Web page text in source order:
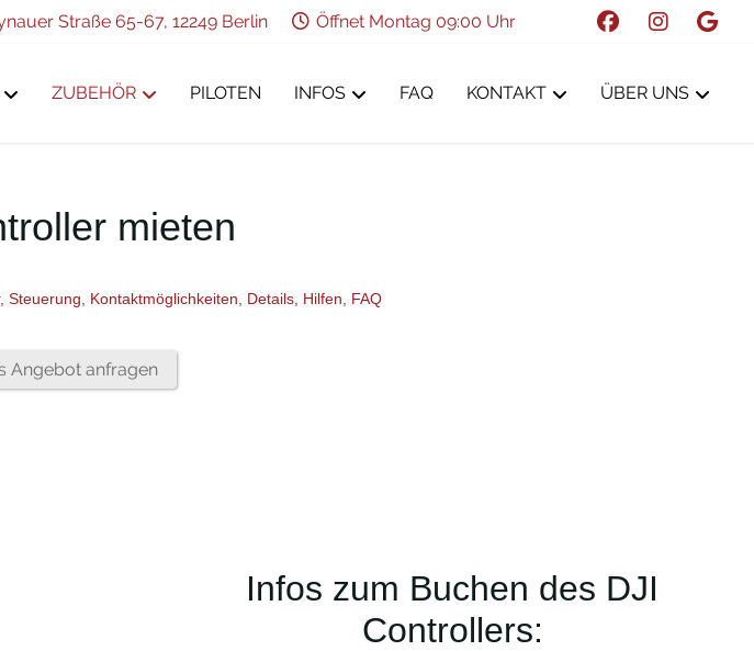
Straße 65-67, 12249 Berlin Öffnet Montag 09:00 Uhr
ZUBEHÖR PILOTEN INFOS FAQ KONTAKT ÜBER UNS
mieten
Steuerung, Kontaktmöglichkeiten, Details, Hilfen, FAQ
Angebot anfragen
Infos zum Buchen des DJI
Controllers: